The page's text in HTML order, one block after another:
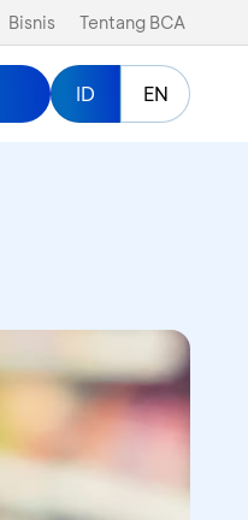
Bisnis Tentang BCA
ID EN